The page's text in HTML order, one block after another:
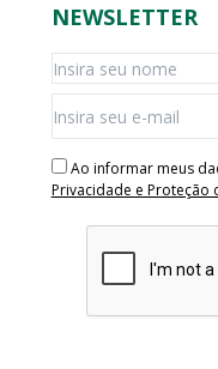
NEWSLETTER
Ao informar meus
Privacidade e Proteção